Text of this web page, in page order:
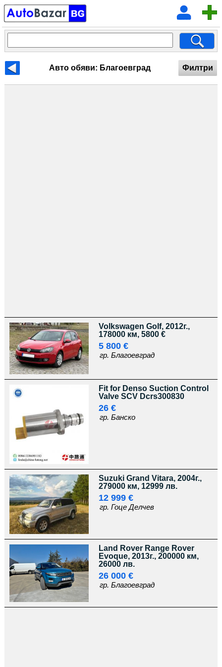
Авто обяви: Благоевград Филтри
Volkswagen Golf, 2012г.,
178000 км, 5800 €
5 800 €
гр. Благоевград
Fit for Denso Suction Control
Valve SCV Dcrs300830
26 €
гр. Банско
Suzuki Grand Vitara, 2004г.,
279000 км, 12999 лв.
12 999 €
гр. Гоце Делчев
Land Rover Range Rover
Evoque, 2013г., 200000 км,
26000 лв.
26 000 €
гр. Благоевград